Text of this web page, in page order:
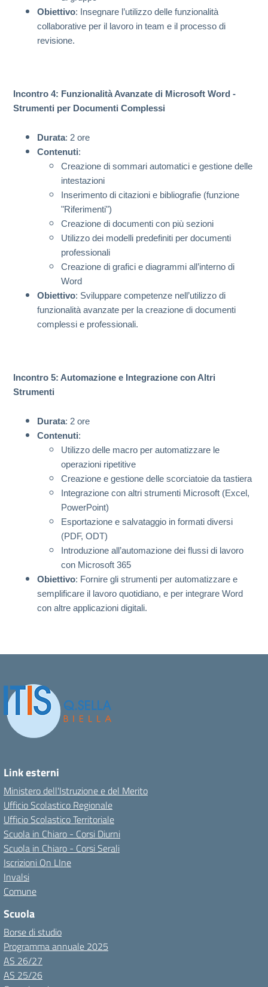
Obiettivo: Insegnare l’utilizzo delle funzionalità
collaborative per il lavoro in team e il processo di
revisione.
Incontro 4: Funzionalità Avanzate di Microsoft Word -
Strumenti per Documenti Complessi
Durata: 2 ore
Contenuti:
Creazione di sommari automatici e gestione delle
intestazioni
Inserimento di citazioni e bibliografie (funzione
"Riferimenti")
Creazione di documenti con più sezioni
Utilizzo dei modelli predefiniti per documenti
professionali
Creazione di grafici e diagrammi all’interno di
Word
Obiettivo: Sviluppare competenze nell’utilizzo di
funzionalità avanzate per la creazione di documenti
complessi e professionali.
Incontro 5: Automazione e Integrazione con Altri
Strumenti
Durata: 2 ore
Contenuti:
Utilizzo delle macro per automatizzare le
operazioni ripetitive
Creazione e gestione delle scorciatoie da tastiera
Integrazione con altri strumenti Microsoft (Excel,
PowerPoint)
Esportazione e salvataggio in formati diversi
(PDF, ODT)
Introduzione all’automazione dei flussi di lavoro
con Microsoft 365
Obiettivo: Fornire gli strumenti per automatizzare e
semplificare il lavoro quotidiano, e per integrare Word
con altre applicazioni digitali.
Link esterni
Ministero dell'Istruzione e del Merito
Ufficio Scolastico Regionale
Ufficio Scolastico Territoriale
Scuola in Chiaro - Corsi Diurni
Scuola in Chiaro - Corsi Serali
Iscrizioni On LIne
Invalsi
Comune
Scuola
Borse di studio
Programma annuale 2025
AS 26/27
AS 25/26